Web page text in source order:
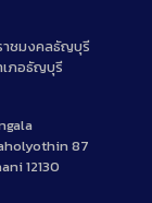
าชมงคลธัญบุรี
เภอธัญบุรี
87
12130